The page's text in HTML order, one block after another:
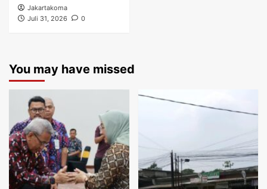
Jakartakoma
Juli 31, 2026
0
You may have missed